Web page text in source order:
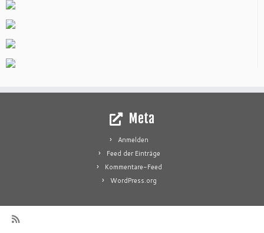
Meta
Anmelden
Feed der Einträge
Kommentare-Feed
WordPress.org